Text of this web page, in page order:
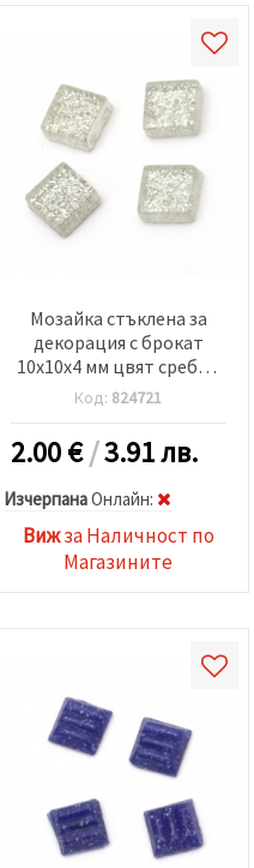
Мозайка стъклена за
декорация с брокат
10x10x4 мм цвят сребро
100 грама ~ 113 броя
Код: 824721
2.00€/3.91 лв.
ИзчерпанаOнлайн:
Вижза Наличност по
Магазините